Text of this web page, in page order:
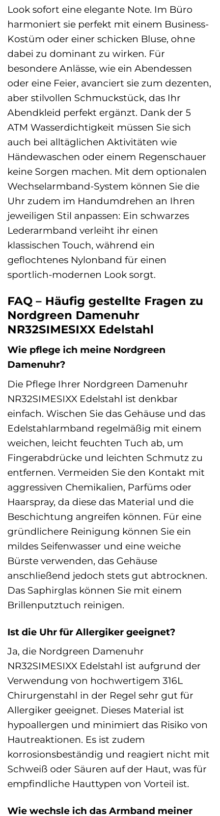
Look sofort eine elegante Note. Im Büro
harmoniert sie perfekt mit einem Business-
Kostüm oder einer schicken Bluse, ohne
dabei zu dominant zu wirken. Für
besondere Anlässe, wie ein Abendessen
oder eine Feier, avanciert sie zum dezenten,
aber stilvollen Schmuckstück, das Ihr
Abendkleid perfekt ergänzt. Dank der 5
ATM Wasserdichtigkeit müssen Sie sich
auch bei alltäglichen Aktivitäten wie
Händewaschen oder einem Regenschauer
keine Sorgen machen. Mit dem optionalen
Wechselarmband-System können Sie die
Uhr zudem im Handumdrehen an Ihren
jeweiligen Stil anpassen: Ein schwarzes
Lederarmband verleiht ihr einen
klassischen Touch, während ein
geflochtenes Nylonband für einen
sportlich-modernen Look sorgt.
FAQ – Häufig gestellte Fragen zu
Nordgreen Damenuhr
NR32SIMESIXX Edelstahl
Wie pflege ich meine Nordgreen
Damenuhr?
Die Pflege Ihrer Nordgreen Damenuhr
NR32SIMESIXX Edelstahl ist denkbar
einfach. Wischen Sie das Gehäuse und das
Edelstahlarmband regelmäßig mit einem
weichen, leicht feuchten Tuch ab, um
Fingerabdrücke und leichten Schmutz zu
entfernen. Vermeiden Sie den Kontakt mit
aggressiven Chemikalien, Parfüms oder
Haarspray, da diese das Material und die
Beschichtung angreifen können. Für eine
gründlichere Reinigung können Sie ein
mildes Seifenwasser und eine weiche
Bürste verwenden, das Gehäuse
anschließend jedoch stets gut abtrocknen.
Das Saphirglas können Sie mit einem
Brillenputztuch reinigen.
Ist die Uhr für Allergiker geeignet?
Ja, die Nordgreen Damenuhr
NR32SIMESIXX Edelstahl ist aufgrund der
Verwendung von hochwertigem 316L
Chirurgenstahl in der Regel sehr gut für
Allergiker geeignet. Dieses Material ist
hypoallergen und minimiert das Risiko von
Hautreaktionen. Es ist zudem
korrosionsbeständig und reagiert nicht mit
Schweiß oder Säuren auf der Haut, was für
empfindliche Hauttypen von Vorteil ist.
Wie wechsle ich das Armband meiner